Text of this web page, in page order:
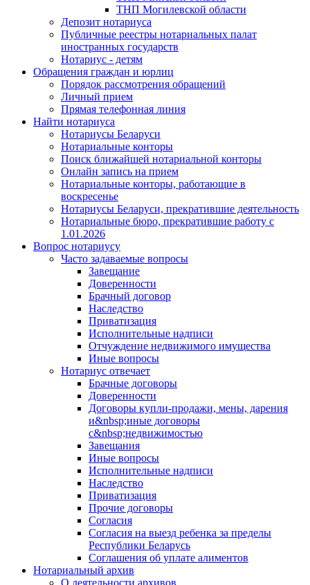
ТНП Могилевской области
Депозит нотариуса
Публичные реестры нотариальных палат
иностранных государств
Нотариус - детям
Обращения граждан и юрлиц
Порядок рассмотрения обращений
Личный прием
Прямая телефонная линия
Найти нотариуса
Нотариусы Беларуси
Нотариальные конторы
Поиск ближайшей нотариальной конторы
Онлайн запись на прием
Нотариальные конторы, работающие в
воскресенье
Нотариусы Беларуси, прекратившие деятельность
Нотариальные бюро, прекратившие работу с
1.01.2026
Вопрос нотариусу
Часто задаваемые вопросы
Завещание
Доверенности
Брачный договор
Наследство
Приватизация
Исполнительные надписи
Отчуждение недвижимого имущества
Иные вопросы
Нотариус отвечает
Брачные договоры
Доверенности
Договоры купли-продажи, мены, дарения
и&nbsp;иные договоры
с&nbsp;недвижимостью
Завещания
Иные вопросы
Исполнительные надписи
Наследство
Приватизация
Прочие договоры
Согласия
Согласия на выезд ребенка за пределы
Республики Беларусь
Соглашения об уплате алиментов
Нотариальный архив